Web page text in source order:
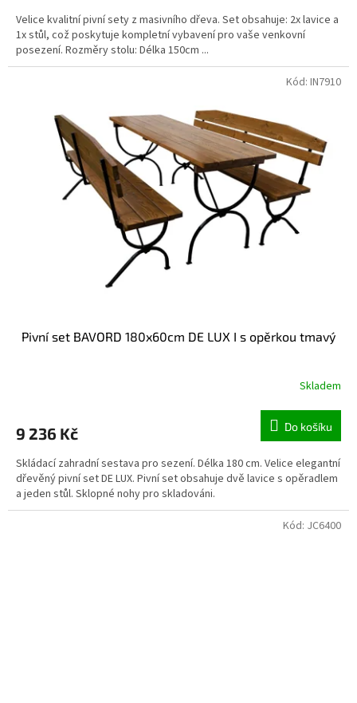
Velice kvalitní pivní sety z masivního dřeva. Set obsahuje: 2x lavice a
1x stůl, což poskytuje kompletní vybavení pro vaše venkovní
posezení. Rozměry stolu: Délka 150cm ...
Pivní set BAVORD 180x60cm DE LUX I s opěrkou tmavý
Skladem
9 236 Kč Do košíku
Skládací zahradní sestava pro sezení. Délka 180 cm. Velice elegantní
dřevěný pivní set DE LUX. Pivní set obsahuje dvě lavice s opěradlem
a jeden stůl. Sklopné nohy pro skladováni.
Kód: IN7910
Kód: JC6400